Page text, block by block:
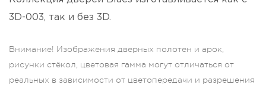
3D-003, так и без 3D.
Внимание! Изображения дверных полотен и арок,
рисунки стёкол, цветовая гамма могут отличаться от
реальных в зависимости от цветопередачи и разрешения